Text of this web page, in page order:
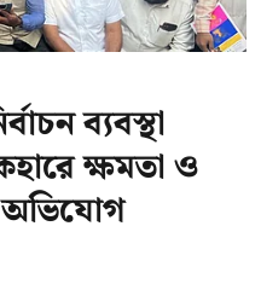
ব্যবস্থা
ক্ষমতা ও
অভিযোগ